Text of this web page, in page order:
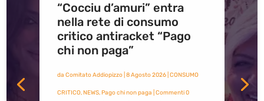
“Cocciu d’amuri” entra
nella rete di consumo
critico antiracket “Pago
chi non paga”
da Comitato Addiopizzo| 8 Agosto 2026| CONSUMO
CRITICO,NEWS,Pago chi non paga | Commenti 0